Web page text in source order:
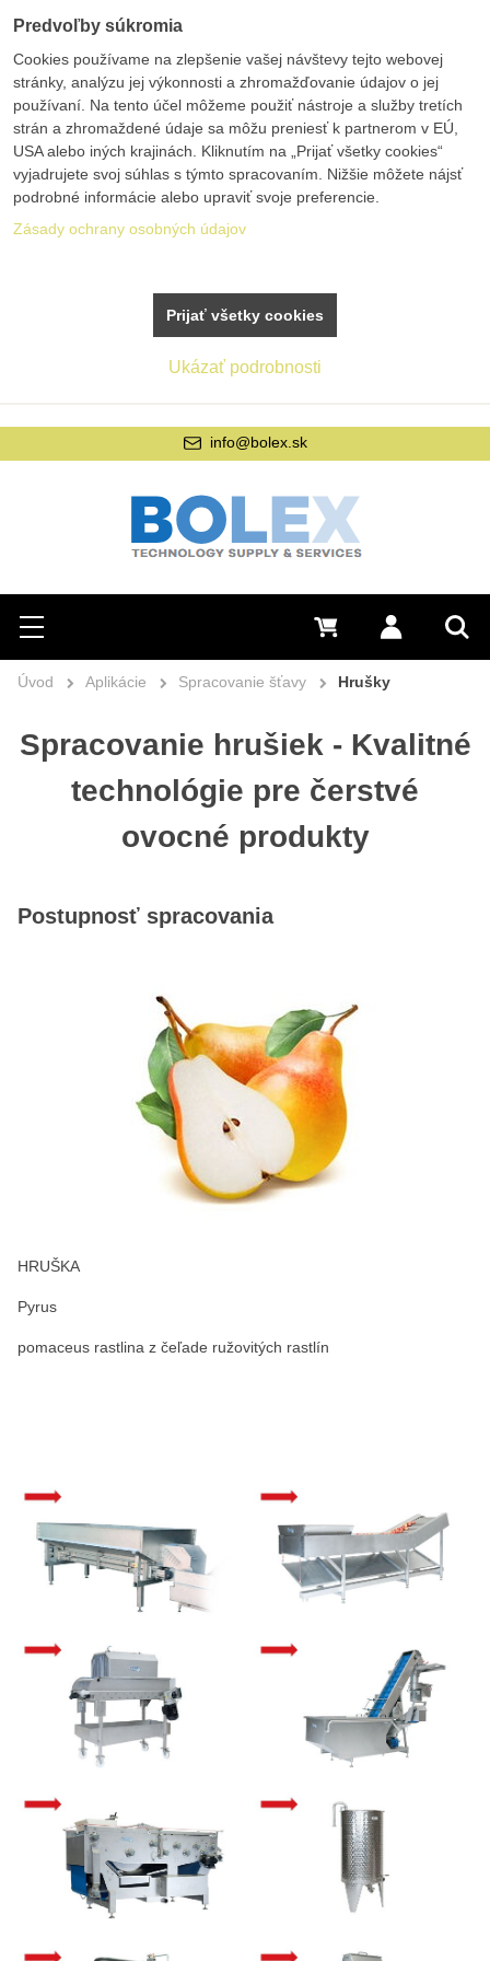
Hľadať
Menu Prihlásiť sa
0 €
Úvod Aplikácie Spracovanie šťavy Hrušky
Spracovanie hrušiek - Kvalitné
technológie pre čerstvé
ovocné produkty
Postupnosť spracovania
HRUŠKA
Pyrus
pomaceus rastlina z čeľade ružovitých rastlín
Predvoľby súkromia
Cookies používame na zlepšenie vašej návštevy tejto webovej
stránky, analýzu jej výkonnosti a zhromažďovanie údajov o jej
používaní. Na tento účel môžeme použiť nástroje a služby tretích
strán a zhromaždené údaje sa môžu preniesť k partnerom v EÚ,
USA alebo iných krajinách. Kliknutím na „Prijať všetky cookies“
vyjadrujete svoj súhlas s týmto spracovaním. Nižšie môžete nájsť
podrobné informácie alebo upraviť svoje preferencie.
Zásady ochrany osobných údajov
Ukázať podrobnosti
Prijať všetky cookies